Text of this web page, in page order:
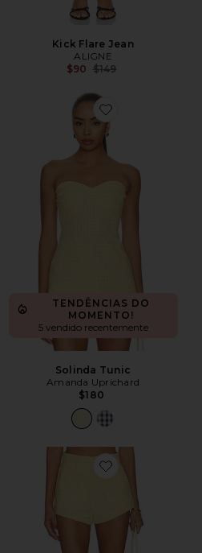
Kick Flare Jean
ALIGNE
$90 Previous price:
$149
Favorite Solinda Tunic
TENDÊNCIAS DO
MOMENTO!
5 vendido recentemente
Solinda Tunic
Amanda Uprichard
$180
Favorite Cara Shorts